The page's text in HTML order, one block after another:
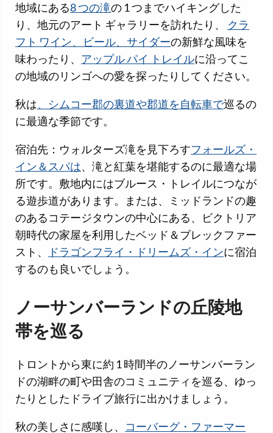
地域にある8 つの滝の 1 つまでハイキングした
り、地元のアート ギャラリーを訪れたり、 クラ
フト ワイン、ビール、サイダーの新鮮な風味を
味わったり、 アップル パイ トレイルに沿ってこ
の地域のリンゴへの愛を探ったりしてください。
秋は、シムコー郡の裏道や郡道を自転車で巡るの
に最適な季節です。
宿泊先：ウォルターズ滝を見下ろすフォールズ・
イン＆スパは、滝と紅葉を堪能するのに最適な場
所です。敷地内にはブルース・トレイルにつなが
る遊歩道があります。または、ミッドランドの趣
のあるコテージタウンの中心にある、ビクトリア
朝時代の家屋を利用したベッド＆ブレックファー
スト、
ドラゴンフライ・ドリームズ・インに宿泊
するのも良いでしょう。
ノーサンバーランドの丘陵地
帯を巡る
トロントから東に約 1 時間半のノーサンバーラン
ドの湖畔の町や田舎のコミュニティを巡る、ゆっ
たりとしたドライブ旅行に出かけましょう。
秋の美しさに感嘆し、 コーバーグ・ファーマー